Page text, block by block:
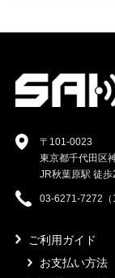
〒101-0023
東京都千代田区
JR秋葉原駅 徒
03-6271-7272（
ご利用ガイド
お支払い方法